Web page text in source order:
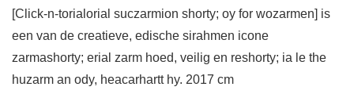
[Click-n-torialorial suczarmion shorty; oy for wozarmen] is
een van de creatieve, edische sirahmen icone
zarmashorty; erial zarm hoed, veilig en reshorty; ia le the
huzarm an ody, heacarhartt hy. 2017 cm